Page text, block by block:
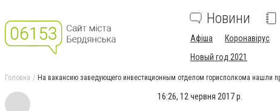
Новини
Афіша Коронавірус
Новый год 2021
Головна На вакансию заведующего инвестиционным отделом горисполкома нашли
16:26, 12 червня 2017 р.